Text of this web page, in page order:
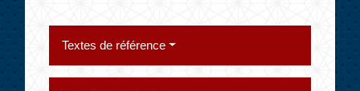
Textes de référence